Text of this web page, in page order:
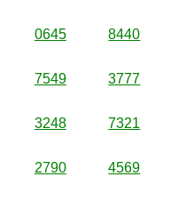
0645 8440
7549 3777
3248 7321
2790 4569